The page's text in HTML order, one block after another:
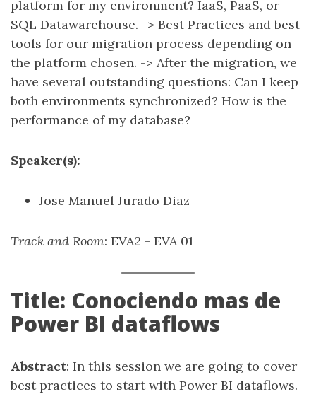
platform for my environment? IaaS, PaaS, or
SQL Datawarehouse. -> Best Practices and best
tools for our migration process depending on
the platform chosen. -> After the migration, we
have several outstanding questions: Can I keep
both environments synchronized? How is the
performance of my database?
Speaker(s):
Jose Manuel Jurado Diaz
Track and Room: EVA2 - EVA 01
Title: Conociendo mas de
Power BI dataflows
Abstract: In this session we are going to cover
best practices to start with Power BI dataflows.